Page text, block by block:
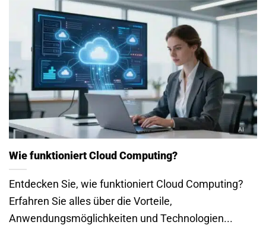
Wie funktioniert Cloud Computing?
Entdecken Sie, wie funktioniert Cloud Computing?
Erfahren Sie alles über die Vorteile,
Anwendungsmöglichkeiten und Technologien...